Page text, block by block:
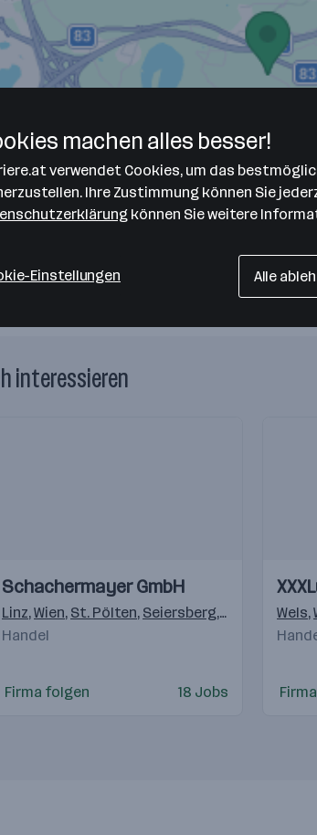
interessieren
Videos
Einblicke
Einblicke
Schachermayer GmbH
Linz,Wien, St. Pölten, Seiersberg,Villach
Handel
Firma folgen 18 Jobs
Videos
Einblicke
Einblicke
Wels,
machen alles besser!
verwendet Cookies, um das
Ihre Zustimmung können Sie
können Sie weitere
Einstellungen Alle